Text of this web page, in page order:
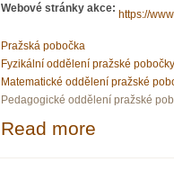
Webové stránky akce:
https://
Pražská pobočka
Fyzikální oddělení pražské pobočky
Matematické oddělení pražské
Pedagogické oddělení pražské
Read more